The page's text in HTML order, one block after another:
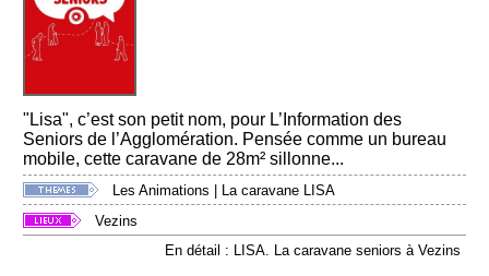
"Lisa", c’est son petit nom, pour L’Information des
Seniors de l’Agglomération. Pensée comme un bureau
mobile, cette caravane de 28m² sillonne...
Les Animations
La caravane LISA
Vezins
En détail : LISA. La caravane seniors à Vezins